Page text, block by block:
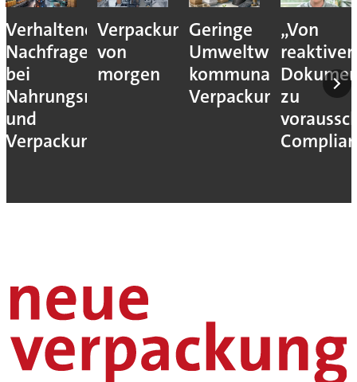
Verhaltene
Nachfrage
bei
Nahrungsmittel-
und
Verpackungsmaschinen
Verpackungslogistik
von
morgen
Geringe
Umweltwirkung
kommunaler
Verpackungssteuern
„Von
reaktiver
zu